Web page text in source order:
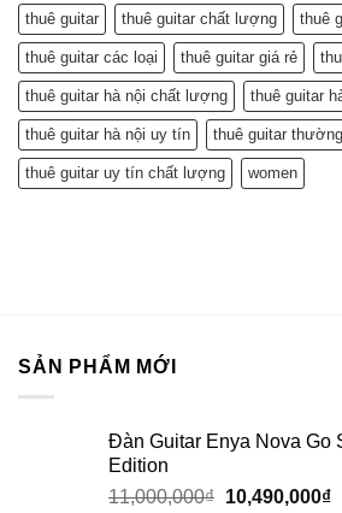
thuê guitar thuê guitar chất lượng thuê
thuê guitar các loại thuê guitar giá rẻ
thuê guitar hà nội chất lượng thuê guitar
thuê guitar hà nội uy tín thuê guitar
thuê guitar uy tín chất lượng women
SẢN PHẨM MỚI
Đàn Guitar Enya Nova Go
Edition
11,000,000₫ 10,490,000₫